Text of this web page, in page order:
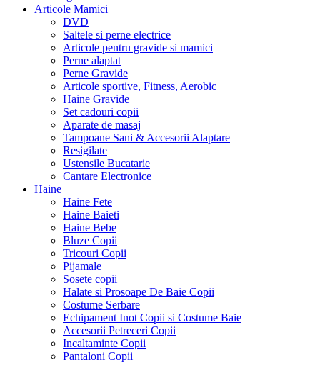
Articole Mamici
DVD
Saltele si perne electrice
Articole pentru gravide si mamici
Perne alaptat
Perne Gravide
Articole sportive, Fitness, Aerobic
Haine Gravide
Set cadouri copii
Aparate de masaj
Tampoane Sani & Accesorii Alaptare
Resigilate
Ustensile Bucatarie
Cantare Electronice
Haine
Haine Fete
Haine Baieti
Haine Bebe
Bluze Copii
Tricouri Copii
Pijamale
Sosete copii
Halate si Prosoape De Baie Copii
Costume Serbare
Echipament Inot Copii si Costume Baie
Accesorii Petreceri Copii
Incaltaminte Copii
Pantaloni Copii